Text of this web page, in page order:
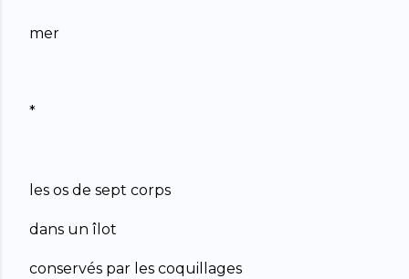
mer
*
les os de sept corps
dans un îlot
conservés par les coquillages